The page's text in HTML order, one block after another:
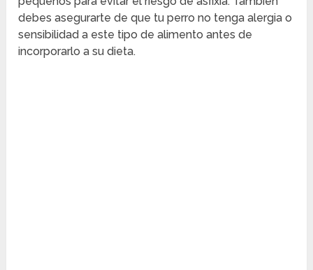
debes asegurarte de que tu perro no tenga alergia o
sensibilidad a este tipo de alimento antes de
incorporarlo a su dieta.